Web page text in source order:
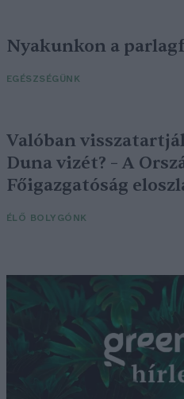
Nyakunkon a
EGÉSZSÉGÜNK
Valóban
Duna vizét? – A
Főigazgatóság
ÉLŐ BOLYGÓNK